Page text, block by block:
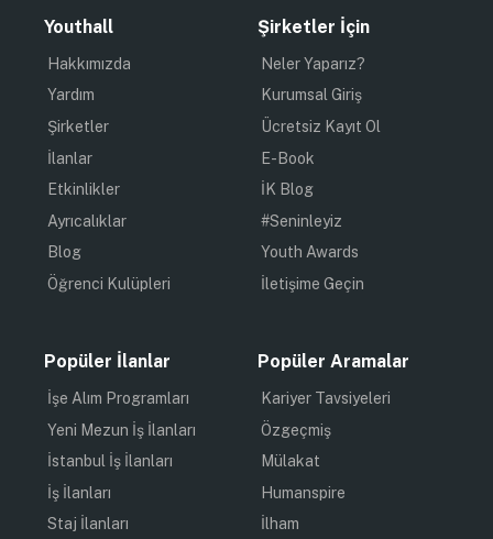
Youthall
Hakkımızda
Yardım
Şirketler
İlanlar
Etkinlikler
Ayrıcalıklar
Blog
Öğrenci Kulüpleri
Şirketler İçin
Neler Yaparız?
Kurumsal Giriş
Ücretsiz Kayıt Ol
E-Book
İK Blog
#Seninleyiz
Youth Awards
İletişime Geçin
Popüler İlanlar
İşe Alım Programları
Yeni Mezun İş İlanları
İstanbul İş İlanları
İş İlanları
Staj İlanları
Popüler Aramalar
Kariyer Tavsiyeleri
Özgeçmiş
Mülakat
Humanspire
İlham